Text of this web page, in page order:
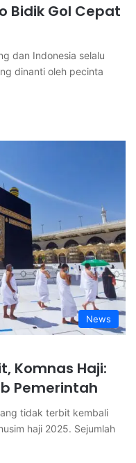
Bidik Gol Cepat
dan Indonesia selalu
dinanti oleh pecinta
News
Komnas Haji:
Pemerintah
tidak terbit kembali
haji 2025. Sejumlah